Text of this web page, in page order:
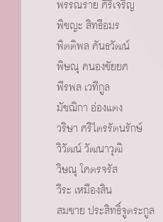
พรรณราย ศิริเจริญ
พิชญะ สิทธีอมร
พิตติพล คันธวัฒน์
พิษณุ คนองชัยยศ
พีรพล เวทีกูล
มัชฌิกา อ่องแตง
วริษา ศรีไตรรัตนรักษ์
วิวัฒน์ วัฒนาวุฒิ
วิษณุ โคตรจรัส
วีระ เหมืองสิน
สมชาย ประสิทธิ์จูตระกูล